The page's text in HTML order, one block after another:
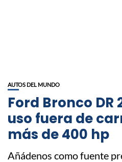
AUTOS DEL MUNDO
Ford Bronco DR
uso fuera de
más de 400 hp
Añádenos como fuente